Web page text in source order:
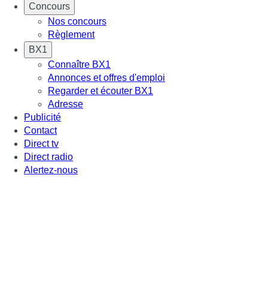
Concours
Nos concours
Règlement
BX1
Connaître BX1
Annonces et offres d'emploi
Regarder et écouter BX1
Adresse
Publicité
Contact
Direct tv
Direct radio
Alertez-nous